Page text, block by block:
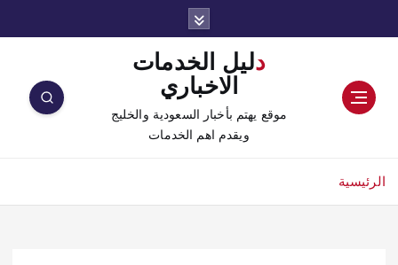
دليل الخدمات
الاخباري
موقع يهتم بأخبار السعودية والخليج
ويقدم اهم الخدمات
الرئيسية